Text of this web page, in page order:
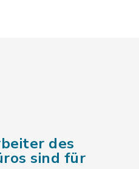
des
sind für